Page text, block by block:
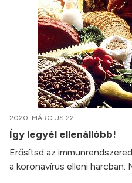
2020. MÁRCIUS 22.
Így legyél ellenállóbb!
Erősítsd az
a koronavírus elleni harcban.